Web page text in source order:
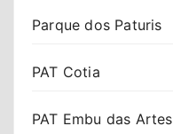
Parque dos Paturis
PAT Cotia
PAT Embu das Artes